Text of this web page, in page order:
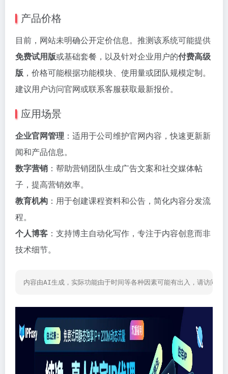
产品价格
目前，网站未明确公开定价信息。推测该系统可能提供
免费试用版或基础套餐，以及针对企业用户的付费高级
版 ，价格可能根据功能模块、使用量或团队规模定制。
建议用户访问官网或联系客服获取最新报价。
应用场景
企业官网管理 ：适用于公司维护官网内容，快速更新新
闻和产品信息。
数字营销 ：帮助营销团队生成广告文案和社交媒体帖
子，提高营销效率。
教育机构 ：用于创建课程资料和公告，简化内容分发流
程。
个人博客 ：支持博主自动化写作，专注于内容创意而非
技术细节。
内容由AI生成，实际功能由于时间等各种因素可能有出入，请访问网